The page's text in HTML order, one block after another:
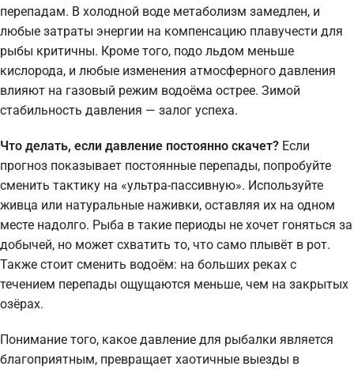
перепадам. В холодной воде метаболизм замедлен, и
любые затраты энергии на компенсацию плавучести для
рыбы критичны. Кроме того, подо льдом меньше
кислорода, и любые изменения атмосферного давления
влияют на газовый режим водоёма острее. Зимой
стабильность давления — залог успеха.
Что делать, если давление постоянно скачет? Если
прогноз показывает постоянные перепады, попробуйте
сменить тактику на «ультра-пассивную». Используйте
живца или натуральные наживки, оставляя их на одном
месте надолго. Рыба в такие периоды не хочет гоняться за
добычей, но может схватить то, что само плывёт в рот.
Также стоит сменить водоём: на больших реках с
течением перепады ощущаются меньше, чем на закрытых
озёрах.
Понимание того, какое давление для рыбалки является
благоприятным, превращает хаотичные выезды в